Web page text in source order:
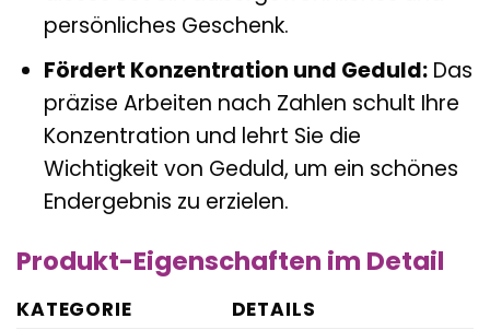
persönliches Geschenk.
Fördert Konzentration und Geduld:Das
präzise Arbeiten nach Zahlen schult Ihre
Konzentration und lehrt Sie die
Wichtigkeit von Geduld, um ein schönes
Endergebnis zu erzielen.
Produkt-Eigenschaften im Detail
KATEGORIE
DETAILS